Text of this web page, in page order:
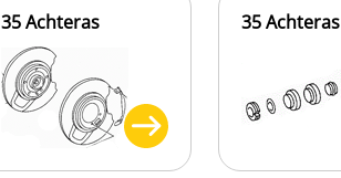
35 Achteras 35 Achteras